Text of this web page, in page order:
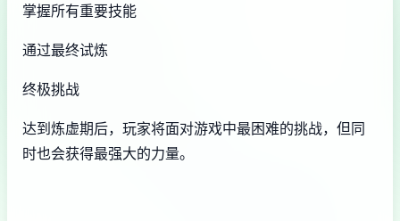
掌握所有重要技能
通过最终试炼
终极挑战
达到炼虚期后，玩家将面对游戏中最困难的挑战，但同
时也会获得最强大的力量。